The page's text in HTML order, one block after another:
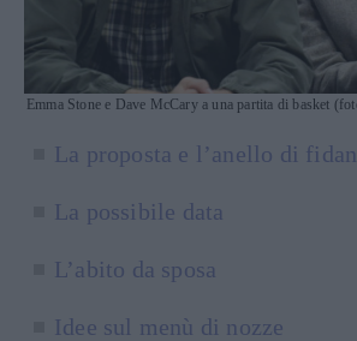
Emma Stone e Dave McCary a una partita di basket
La proposta e l’anello di
La possibile data
L’abito da sposa
Idee sul menù di nozze